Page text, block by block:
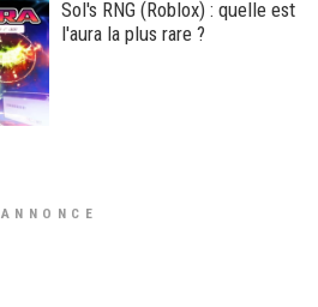
Sol's RNG (Roblox) : quelle est
l'aura la plus rare ?
ANNONCE